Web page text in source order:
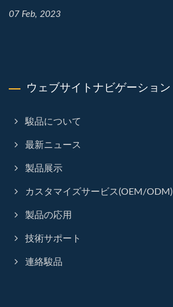
07 Feb, 2023
ウェブサイトナビゲーション
駿品について
最新ニュース
製品展示
カスタマイズサービス(OEM/ODM)
製品の応用
技術サポート
連絡駿品